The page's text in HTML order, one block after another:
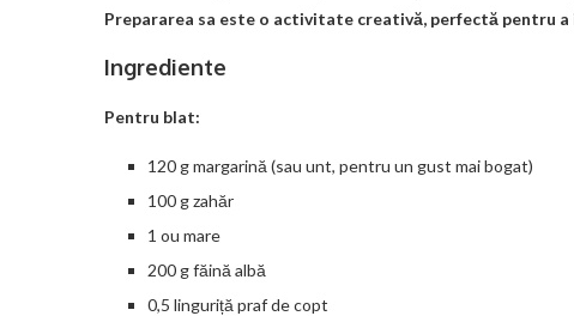
Prepararea sa este o activitate creativă, perfectă pentru
Ingrediente
Pentru blat:
120 g margarină (sau unt, pentru un gust mai bogat)
100 g zahăr
1 ou mare
200 g făină albă
0,5 linguriță praf de copt